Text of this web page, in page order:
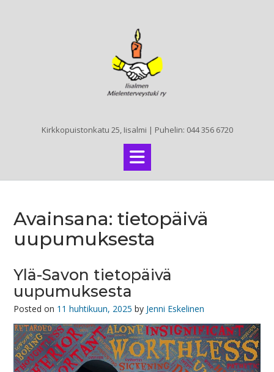
Kirkkopuistonkatu 25, Iisalmi | Puhelin: 044 356 6720
Avainsana: tietopäivä
uupumuksesta
Ylä-Savon tietopäivä
uupumuksesta
Posted on 11 huhtikuun, 2025 by Jenni Eskelinen